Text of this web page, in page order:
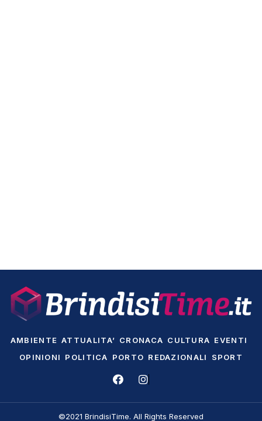
AMBIENTE ATTUALITA’ CRONACA CULTURA EVENTI
OPINIONI
POLITICA PORTO REDAZIONALI SPORT
©2021 BrindisiTime. All Rights Reserved